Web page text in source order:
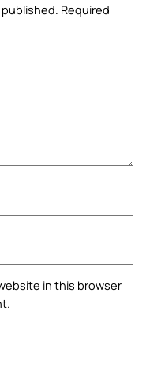
published. Required
in this browser